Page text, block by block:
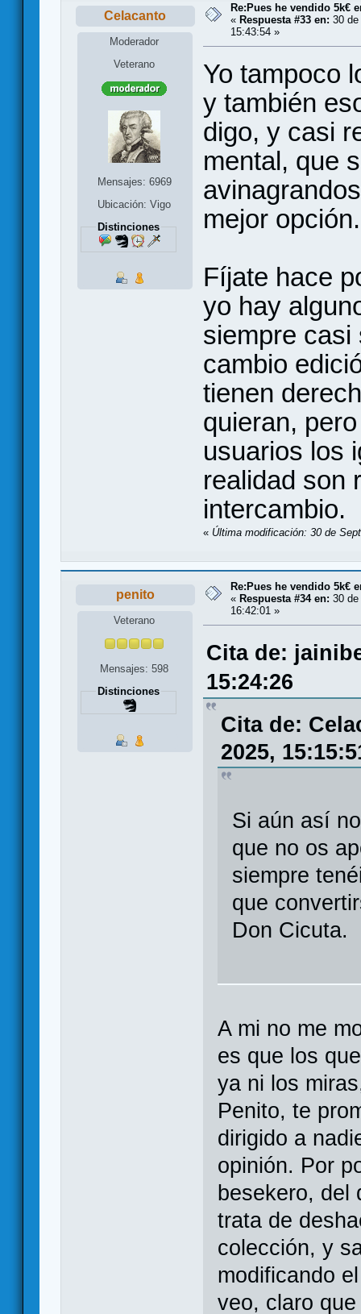
Celacanto
Moderador
Veterano
Mensajes: 6969
Ubicación: Vigo
Distinciones
Re:Pues he vendido 5k€
« Respuesta #33 en: 30
15:43:54 »
Yo tampoco
y también
digo, y casi
mental, que
mejor
Fíjate hace
yo hay
siempre casi
cambio
tienen
quieran,
usuarios los
realidad son
intercambio.
« Última modificación: 30 de
penito
Veterano
Mensajes: 598
Distinciones
Re:Pues he vendido 5k€
« Respuesta #34 en: 30
16:42:01 »
Cita de:
15:24:26
Cita de:
2025,
Si aún así
que no os
siempre
que
Don Cicuta.
A mi no me
es que los
ya ni los
Penito, te
dirigido a
opinión. Por
besekero, del
trata de
colección, y
modificando
veo, claro